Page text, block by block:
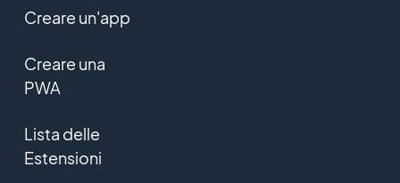
Creare un'app
Creare una
PWA
Lista delle
Estensioni